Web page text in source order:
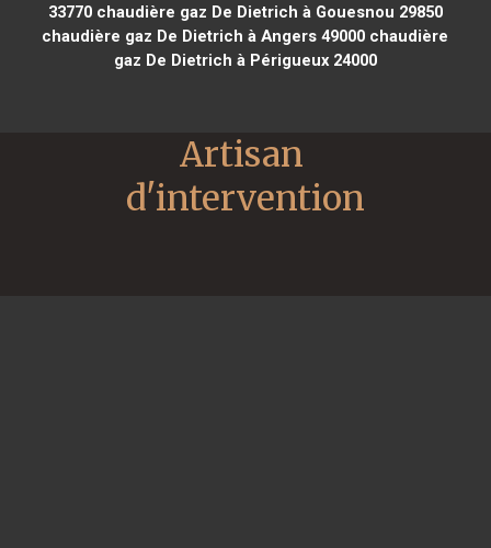
33770chaudière gaz De Dietrich à Gouesnou 29850
chaudière gaz De Dietrich à Angers 49000 chaudière
gaz De Dietrich à Périgueux 24000
Artisan
d'intervention